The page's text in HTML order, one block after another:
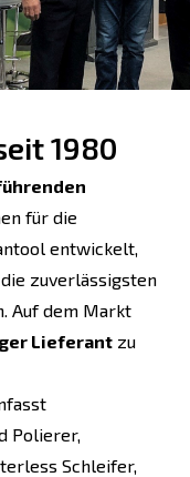
1980
für die
entwickelt,
zuverlässigsten
Auf dem Markt
Lieferantzu
Polierer,
Schleifer,